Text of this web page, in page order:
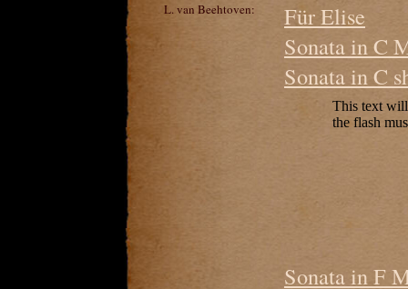
L. van Beehtoven:
Für Elise
Sonata in C
Sonata in C
Sonata in F